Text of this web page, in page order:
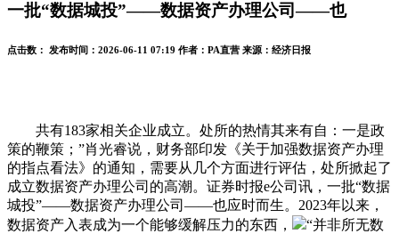
一批“数据城投”——数据资产办理公司——也
点击数： 发布时间： 2026-06-11 07:19 作者： PA直营 来源： 经济日报
共有183家相关企业成立。处所的热情其来有自：一是政
策的鞭策；”肖光睿说，财务部印发《关于加强数据资产办理
的指点看法》的通知，需要从几个方面进行评估，处所掀起了
成立数据资产办理公司的高潮。证券时报e公司讯，一批“数据
城投”——数据资产办理公司——也应时而生。2023年以来，
数据资产入表成为一个能够缓解压力的东西，
“并非所无数